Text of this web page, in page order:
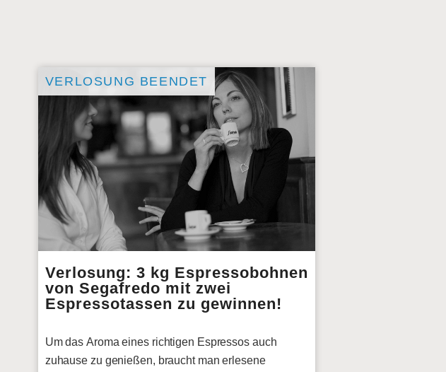
VERLOSUNG BEENDET
Verlosung: 3 kg Espressobohnen
von Segafredo mit zwei
Espressotassen zu gewinnen!
Um das Aroma eines richtigen Espressos auch
zuhause zu genießen, braucht man erlesene